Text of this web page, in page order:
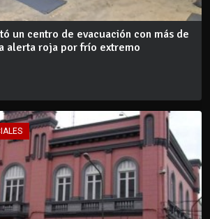
un centro de evacuación con más de
alerta roja por frío extremo